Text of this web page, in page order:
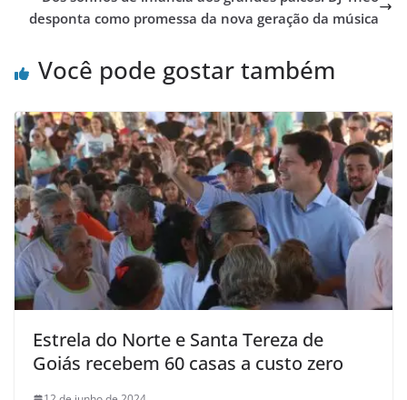
desponta como promessa da nova geração da música
Você pode gostar também
Estrela do Norte e Santa Tereza de
Goiás recebem 60 casas a custo zero